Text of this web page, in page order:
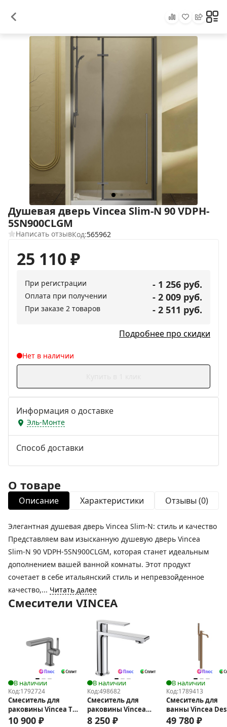
Душевая дверь Vincea Slim-N 90 VDPH-
5SN900CLGM
Написать отзывКод:565962
25 110₽
При регистрации - 1 256 руб.
Оплата при получении - 2 009 руб.
При заказе 2 товаров - 2 511 руб.
Подробнее про скидки
Нет в наличии
Информация о доставке
Эль-Монте
Способ доставки
О товаре
Описание Характеристики Отзывы (0)
Элегантная душевая дверь Vincea Slim-N: стиль и качество
Представляем вам изысканную душевую дверь Vincea
Slim-N 90 VDPH-5SN900CLGM, которая станет идеальным
дополнением вашей ванной комнаты. Этот продукт
сочетает в себе итальянский стиль и непревзойденное
качество,... Читать далее
Смесители VINCEA
В наличии
Код:1792724
Смеситель для
раковины Vincea ТГ
(TG) VBF-5TG1GM
10 900 ₽
В наличии
Код:498682
Смеситель для
раковины Vincea
Vogue VBF-1V1CH
8 250 ₽
В наличии
Код:1789413
Смеситель для
ванны Vincea
VTF-1DBC
49 780 ₽